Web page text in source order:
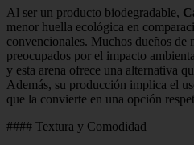
Al ser un producto biodegradable,
menor huella ecológica en
convencionales. Muchos dueños de
preocupados por el impacto
y esta arena ofrece una alternativa
Además, su producción implica el
que la convierte en una opción
#### Textura y Comodidad